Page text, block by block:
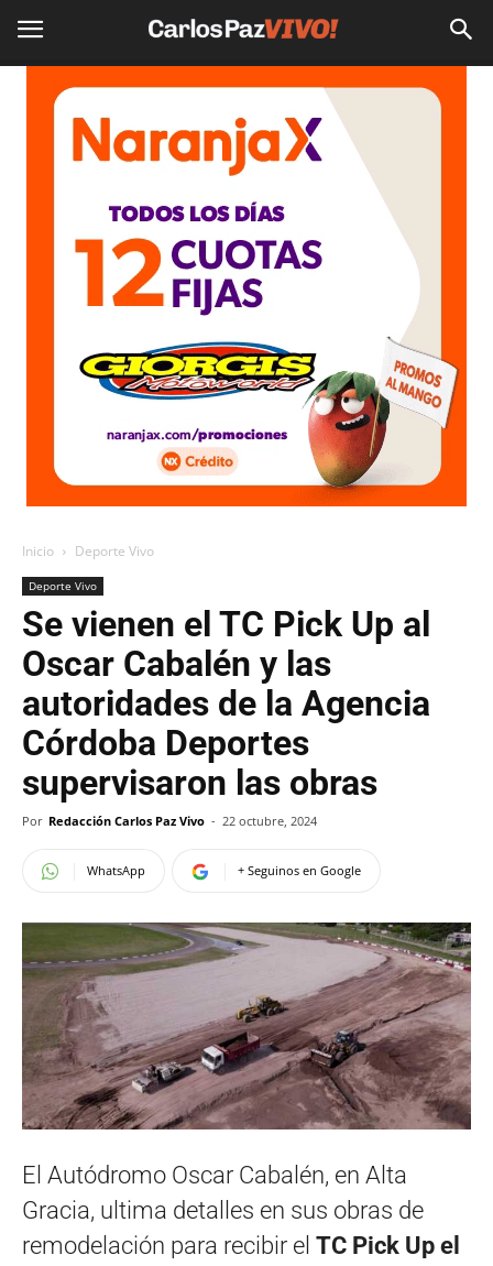
Inicio Deporte Vivo
Deporte Vivo
Se vienen el TC Pick Up al
Oscar Cabalén y las
autoridades de la Agencia
Córdoba Deportes
supervisaron las obras
Por Redacción Carlos Paz Vivo - 22 octubre, 2024
WhatsApp + Seguinos en Google
El Autódromo Oscar Cabalén, en Alta
Gracia, ultima detalles en sus obras de
remodelación para recibir el TC Pick Up el